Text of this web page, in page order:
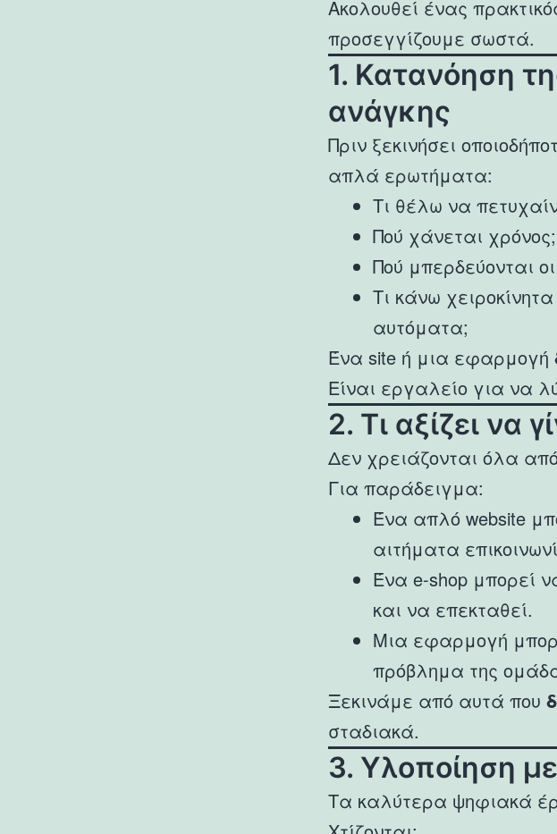
Ακολουθεί ένας
προσεγγίζουμε σωστά.
1. Κατανόηση
ανάγκης
Πριν ξεκινήσει
απλά ερωτήματα:
Τι θέλω να
Πού χάνεται χρόνος;
Πού μπερδεύονται
Τι κάνω
αυτόματα;
Ένα site ή μια εφαρμογή
Είναι εργαλείο για να
2. Τι αξίζει να
Δεν χρειάζονται όλα
Για παράδειγμα:
Ένα απλό website
αιτήματα
Ένα e-shop μπορεί
και να επεκταθεί.
Μια εφαρμογή
πρόβλημα της
Ξεκινάμε από αυτά που
σταδιακά.
3. Υλοποίηση
Τα καλύτερα ψηφιακά